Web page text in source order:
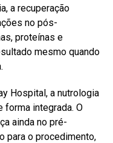
a recuperação
no pós-
proteínas e
mesmo quando
Hospital, a nutrologia
forma integrada. O
ainda no pré-
para o procedimento,